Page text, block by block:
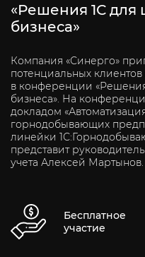
«Решения 1С для
бизнеса»
Компания «Синерго»
потенциальных
в конференции
бизнеса». На
докладом
горнодобывающих
линейки
представит
учета Алексей Мартынов.
Бесплатное
участие